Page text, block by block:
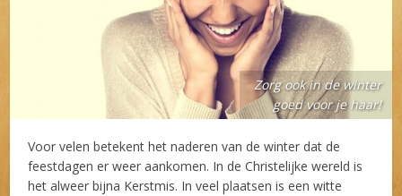
Zorg ook in de winter
goed voor je haar!
Voor velen betekent het naderen van de winter dat de
feestdagen er weer aankomen. In de Christelijke wereld is
het alweer bijna Kerstmis. In veel plaatsen is een witte